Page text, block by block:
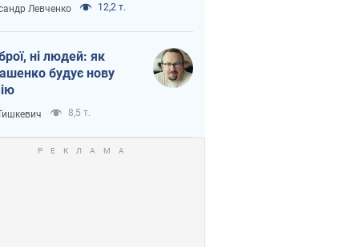
Левченко 12,2 т.
ні людей: як
будує нову
8,5 т.